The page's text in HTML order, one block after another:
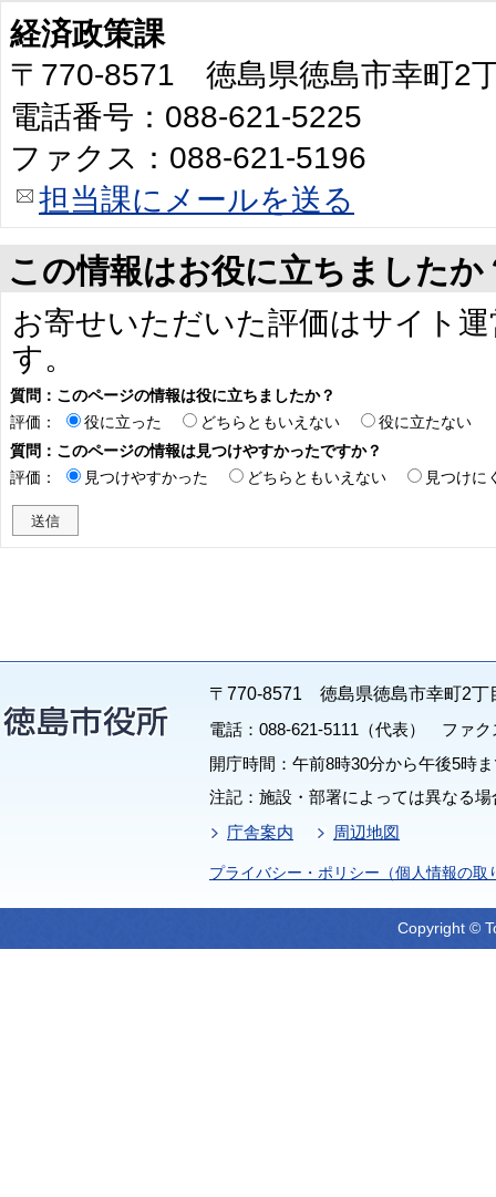
経済政策課
〒770-8571 徳島県徳島市幸町2
電話番号：088-621-5225
ファクス：088-621-5196
担当課にメールを送る
この情報はお役に立ちましたか
お寄せいただいた評価はサイト
す。
質問：このページの情報は役に立ちましたか？
評価：
役に立った どちらともいえない
役に立たない
質問：このページの情報は見つけやすかったですか？
評価：
見つけやすかった どちらともいえない 見つけに
〒770-8571 徳島県徳島市幸町2丁
電話：088-621-5111（代表） ファク
開庁時間：午前8時30分から午後5時
注記：施設・部署によっては異なる
庁舎案内
周辺地図
プライバシー・ポリシー（個人情報の取
Copyright ©